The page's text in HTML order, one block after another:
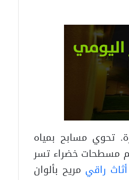
تحوي مسابح بمياه
مسطحات خضراء تسر
أثاث راقي مريح بألوان